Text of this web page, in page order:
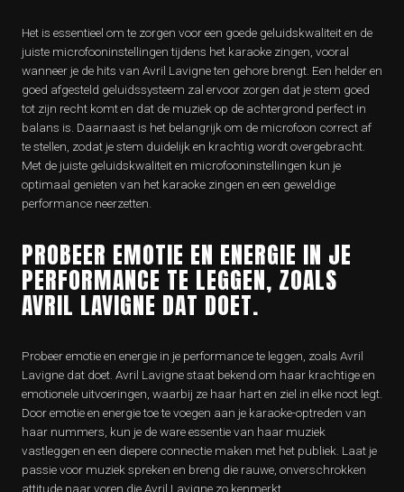
Het is essentieel om te zorgen voor een goede geluidskwaliteit en de
juiste microfooninstellingen tijdens het karaoke zingen, vooral
wanneer je de hits van Avril Lavigne ten gehore brengt. Een helder en
goed afgesteld geluidssysteem zal ervoor zorgen dat je stem goed
tot zijn recht komt en dat de muziek op de achtergrond perfect in
balans is. Daarnaast is het belangrijk om de microfoon correct af
te stellen, zodat je stem duidelijk en krachtig wordt overgebracht.
Met de juiste geluidskwaliteit en microfooninstellingen kun je
optimaal genieten van het karaoke zingen en een geweldige
performance neerzetten.
PROBEER EMOTIE EN ENERGIE IN JE
PERFORMANCE TE LEGGEN, ZOALS
AVRIL LAVIGNE DAT DOET.
Probeer emotie en energie in je performance te leggen, zoals Avril
Lavigne dat doet. Avril Lavigne staat bekend om haar krachtige en
emotionele uitvoeringen, waarbij ze haar hart en ziel in elke noot legt.
Door emotie en energie toe te voegen aan je karaoke-optreden van
haar nummers, kun je de ware essentie van haar muziek
vastleggen en een diepere connectie maken met het publiek. Laat je
passie voor muziek spreken en breng die rauwe, onverschrokken
attitude naar voren die Avril Lavigne zo kenmerkt.